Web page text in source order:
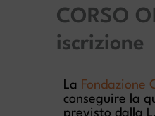
CORSO
iscrizione
La Fondazione
conseguire la
previsto dalla